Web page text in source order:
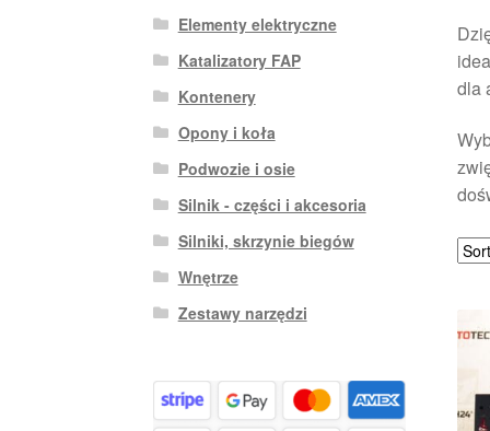
dla
Elementy elektryczne
Katalizatory FAP
Kontenery
Opony i koła
Podwozie i osie
Silnik - części i akcesoria
Silniki, skrzynie biegów
Wnętrze
Zestawy narzędzi